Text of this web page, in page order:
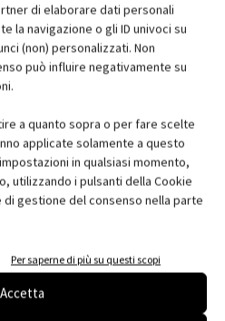
di elaborare dati personali
la navigazione o gli ID univoci su
(non) personalizzati. Non
può influire negativamente su
a quanto sopra o per fare scelte
applicate solamente a questo
in qualsiasi momento,
utilizzando i pulsanti della Cookie
gestione del consenso nella parte
Per saperne di più su questi scopi
Accetta
minimalismo e comfort,
e i sistemi in PVC non sono solo
creare un’esperienza abitativa
si fondono in un’unica
Prismatic Evolution